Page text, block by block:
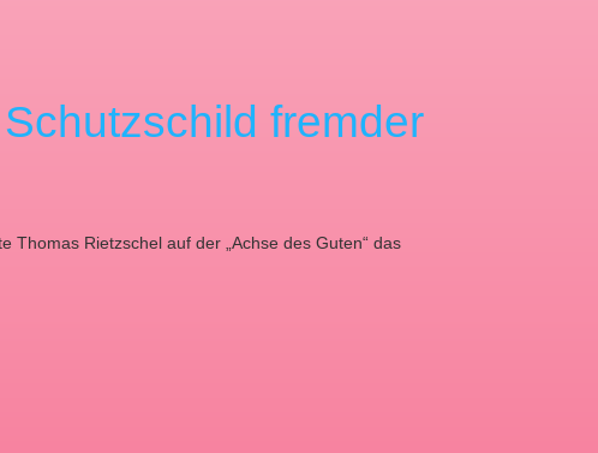
fremder
Thomas Rietzschel auf der „Achse des Guten“ das